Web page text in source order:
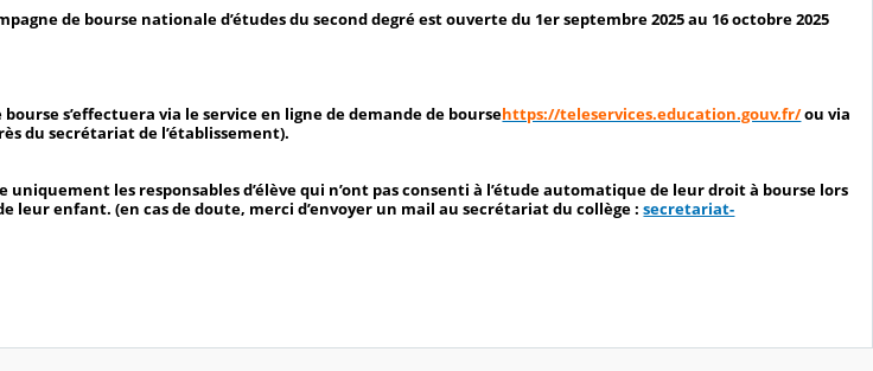
de bourse nationale d’études du second degré est ouvertedu 1er septembre 2025 au 16 octobre 2025
s’effectuera via le service en ligne de demande de boursehttps://teleservices.education.gouv.fr/ou via
du secrétariat de l’établissement).
les responsables d’élève qui n’ont pas consenti à l’étude automatique de leur droit à bourse lors
leur enfant. (en cas de doute, merci d’envoyer un mail au secrétariat du collège :secretariat-